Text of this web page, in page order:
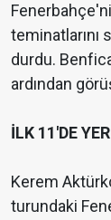
teminatlarını
durdu.
ardından
İLK 11'DE
Kerem
turundaki